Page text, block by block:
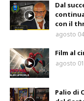
Dal
con il
agosto
Film al
agosto
Palio di